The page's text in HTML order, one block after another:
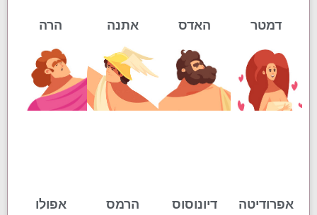
דמטר האדס אתנה הרה
אפרודיטה דיונוסוס הרמס אפולו